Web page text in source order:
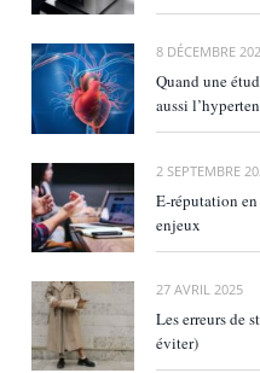
8 DÉCEMBRE
Quand une
aussi
2 SEPTEMBRE
E‑réputation
enjeux
27 AVRIL 2025
Les erreurs de
éviter)